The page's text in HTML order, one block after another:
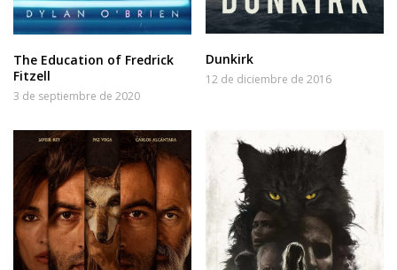
The Education of Fredrick
Fitzell
3 de septiembre de 2020
Dunkirk
12 de diciembre de 2016